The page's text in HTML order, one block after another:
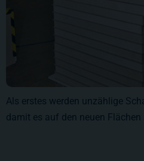
Als erstes werden unzählige
damit es auf den neuen Flächen